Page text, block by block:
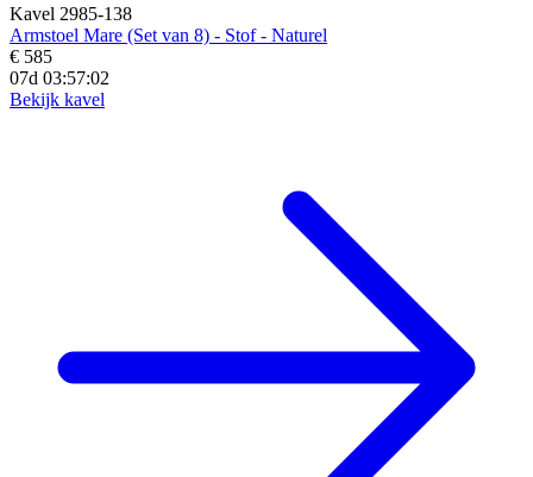
Kavel 2985-138
Armstoel Mare (Set van 8) - Stof - Naturel
€ 585
07d 03:57:01
Bekijk kavel